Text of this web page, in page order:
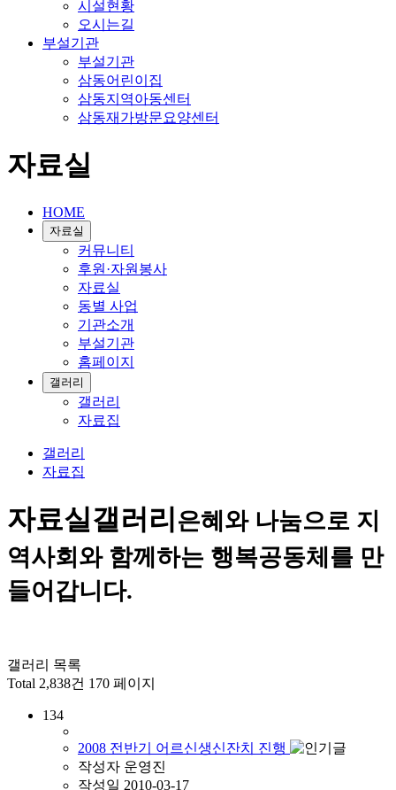
시설현황
오시는길
부설기관
부설기관
삼동어린이집
삼동지역아동센터
삼동재가방문요양센터
자료실
HOME
자료실
커뮤니티
후원·자원봉사
자료실
동별 사업
기관소개
부설기관
홈페이지
갤러리
갤러리
자료집
갤러리
자료집
자료실갤러리은혜와 나눔으로 지
역사회와 함께하는 행복공동체를 만
들어갑니다.
갤러리 목록
Total 2,838건 170 페이지
134
2008 전반기 어르신생신잔치 진행
작성자 운영진
작성일 2010-03-17